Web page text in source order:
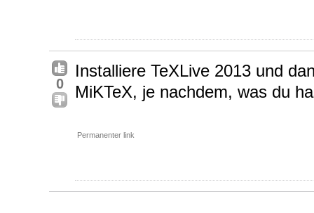
0
Installiere TeXLive 2013 und
MiKTeX, je nachdem, was du
Permanenter link